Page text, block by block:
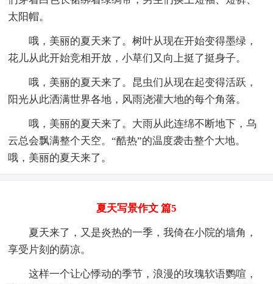
太阳帽。
哦，美丽的夏天来了。树叶从现在开始变得墨绿，
花儿从此开始竞相开放，小草们又向上挺了挺身子。
哦，美丽的夏天来了。昆虫们从现在起变得活跃，
阳光从此洒满世界各地，风雨浇灌大地的每个角落。
哦，美丽的夏天来了。大雨从此连绵不断地下，乌
云总会飘满整个天空。“酷热”的温度袭击整个大地。
哦，美丽的夏天来了。
夏天写景作文 篇5
夏天来了，又是炎热的一季，我倚在小院的墙角，
享受片刻的荫凉。
这样一个让心悸动的季节，浪漫的玫瑰软语鹦喧，